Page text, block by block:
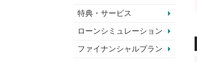
特典・サービス
ローンシミュレーション
ファイナンシャルプラン